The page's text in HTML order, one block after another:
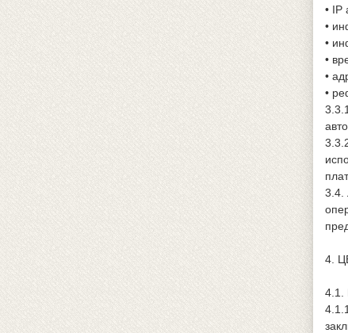
• IP
•
•
•
•
•
3.4.
4.
4.1.